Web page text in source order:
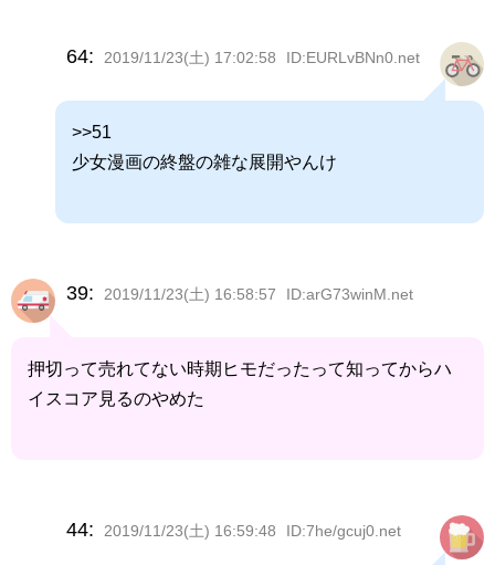
64: 2019/11/23(土) 17:02:58 ID:EURLvBNn0.net
>>51
少女漫画の終盤の雑な展開やんけ
39: 2019/11/23(土) 16:58:57 ID:arG73winM.net
押切って売れてない時期ヒモだったって知ってからハ
イスコア見るのやめた
44: 2019/11/23(土) 16:59:48 ID:7he/gcuj0.net